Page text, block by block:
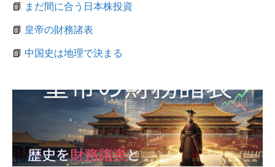
📗 まだ間に合う日本株投資
📗 皇帝の財務諸表
📗 中国史は地理で決まる